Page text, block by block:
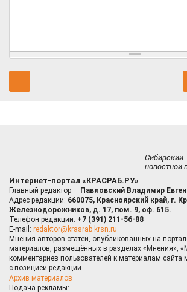
Сибирский
новостной
Интернет-портал «КРАСРАБ.РУ»
Главный редактор — Павловский Владимир
Адрес редакции: 660075, Красноярский край, г.
Железнодорожников, д. 17, пом. 9, оф. 615.
Телефон редакции: +7 (391) 211-56-88
E-mail: redaktor@krasrab.krsn.ru
Мнения авторов статей, опубликованных на
материалов, размещённых в разделах «Мнения»,
комментариев пользователей к материалам сайта
с позицией редакции.
Архив материалов
Подача рекламы: